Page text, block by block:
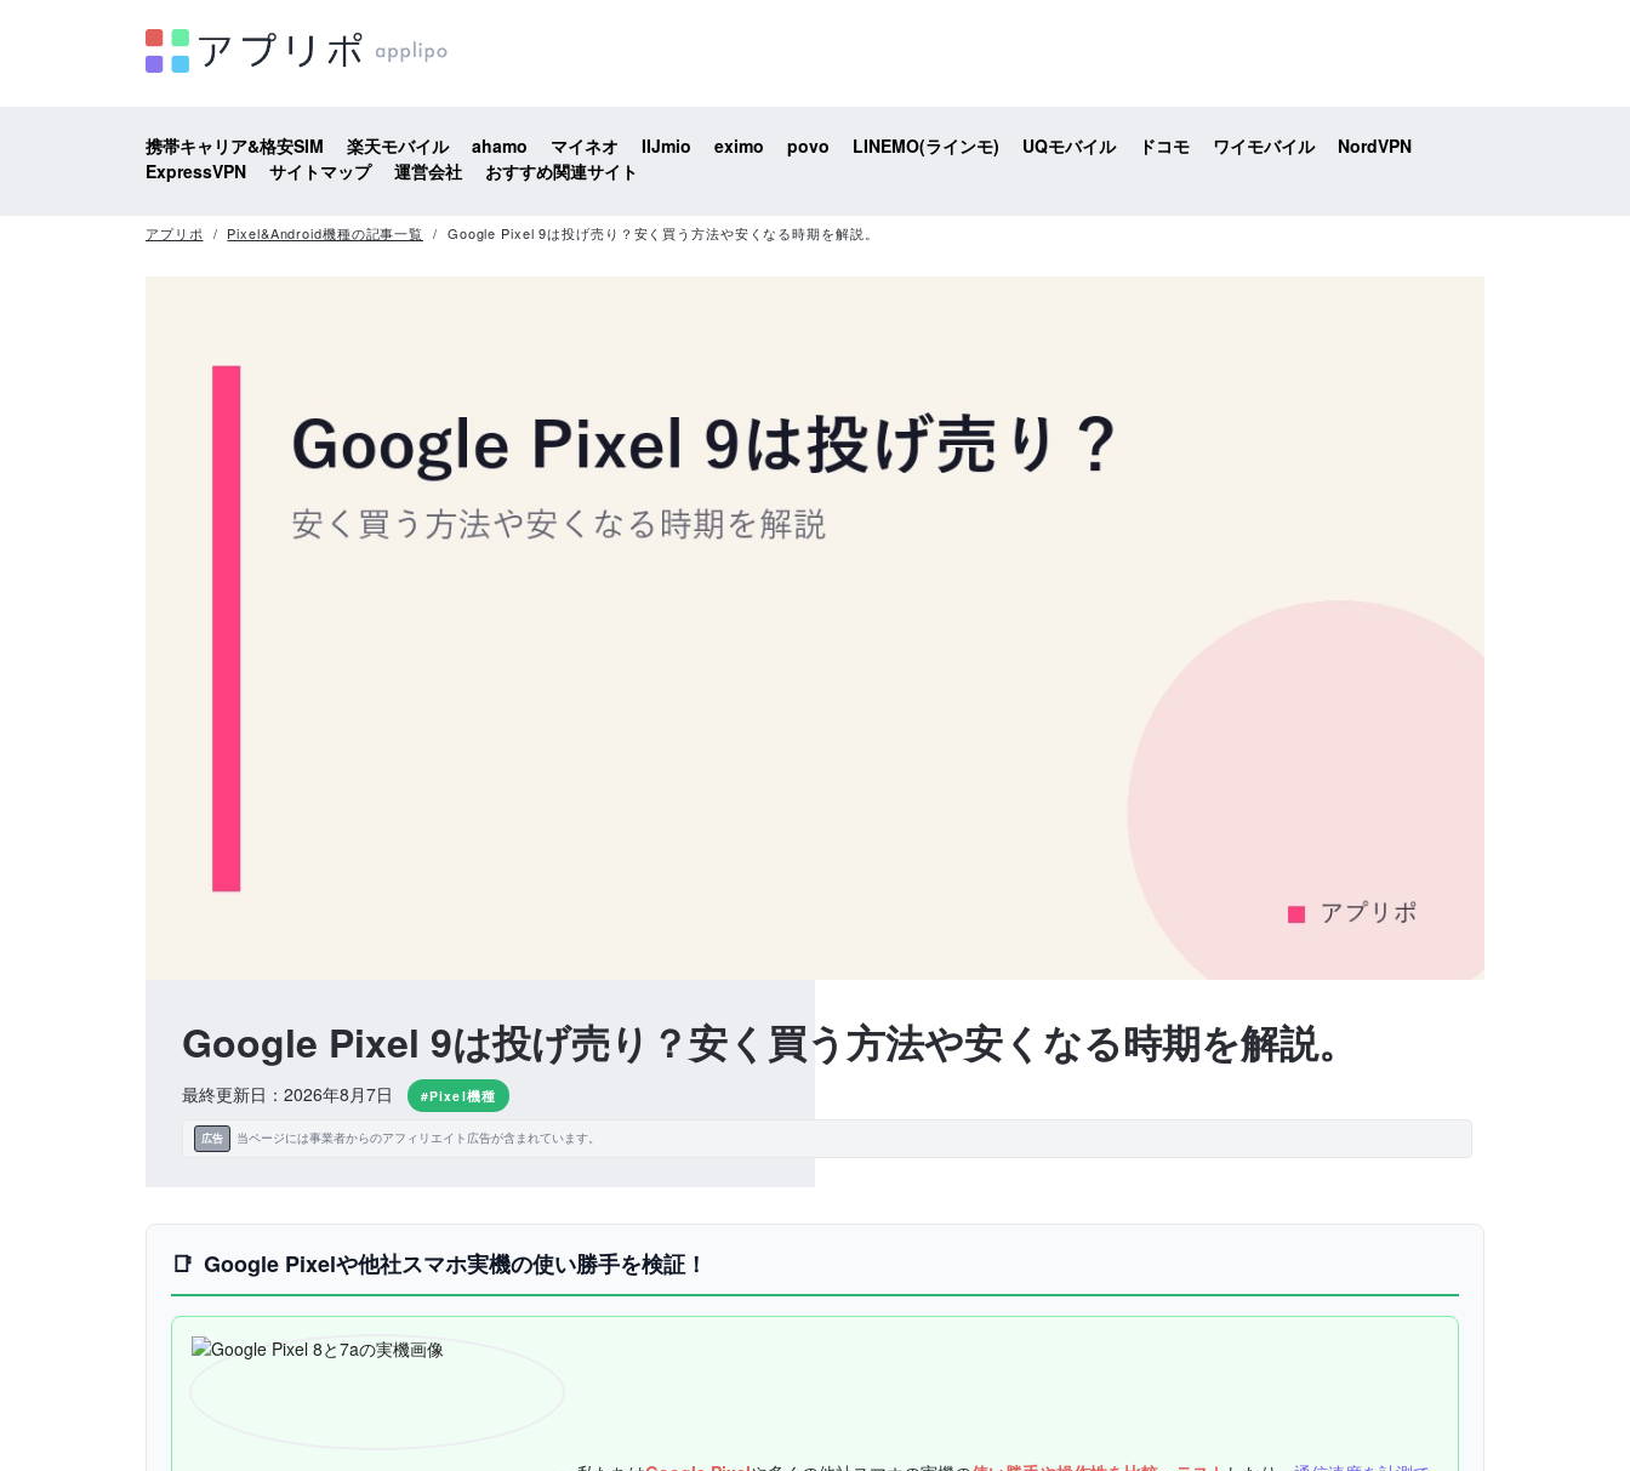
携帯キャリア&格安SIM 楽天モバイル ahamo マイネオ IIJmio eximo povo LINEMO(ラインモ) UQモバイル ドコモ ワイモバイル
NordVPN
ExpressVPN
サイトマップ 運営会社 おすすめ関連サイト
アプリポ Pixel&Android機種の記事一覧 Google Pixel 9は投げ売り？安く買う方法や安くなる時期を解説。
Google Pixel 9は投げ売り？安く買う方法や安くなる時期を解説。
最終更新日：2026年8月7日 #Pixel機種
広告 当ページには事業者からのアフィリエイト広告が含まれています。
Google Pixelや他社スマホ実機の使い勝手を検証！